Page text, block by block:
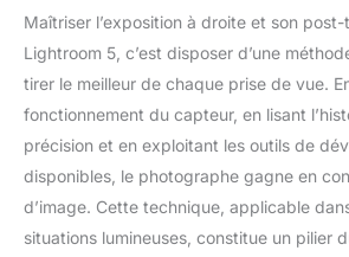
Maîtriser l’exposition à droite et son
Lightroom 5, c’est disposer d’une
tirer le meilleur de chaque prise de vue.
fonctionnement du capteur, en lisant
précision et en exploitant les outils de
disponibles, le photographe gagne en
d’image. Cette technique, applicable
situations lumineuses, constitue un pilier